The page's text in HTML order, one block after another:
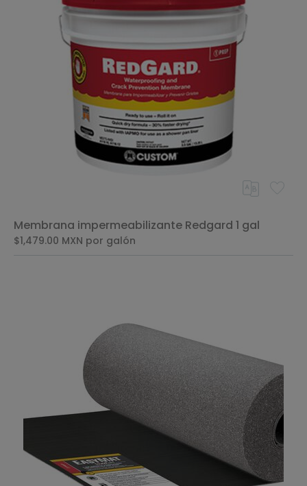
Membrana impermeabilizante Redgard 1 gal
$1,479.00 MXN por galón